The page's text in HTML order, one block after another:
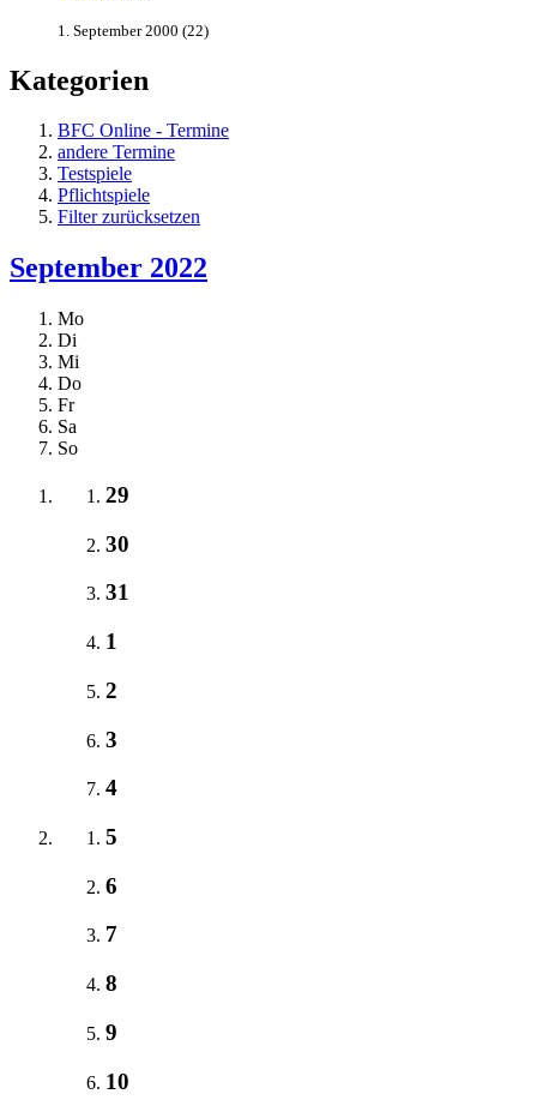
1. September 2000 (22)
Kategorien
BFC Online - Termine
andere Termine
Testspiele
Pflichtspiele
Filter zurücksetzen
September 2022
Mo
Di
Mi
Do
Fr
Sa
So
29
30
31
1
2
3
4
5
6
7
8
9
10